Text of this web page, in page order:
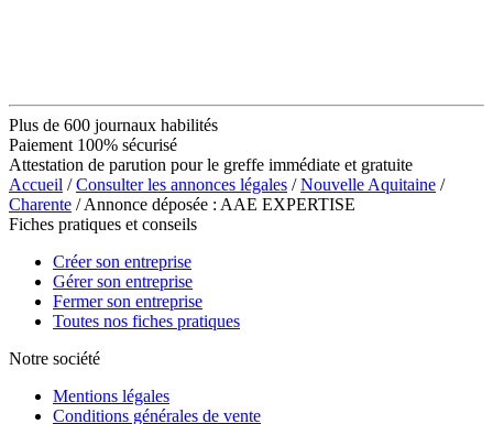
Plus de 600 journaux habilités
Paiement 100% sécurisé
Attestation de parution pour le greffe immédiate et gratuite
Accueil /Consulter les annonces légales /Nouvelle Aquitaine /
Charente / Annonce déposée : AAE EXPERTISE
Fiches pratiques et conseils
Créer son entreprise
Gérer son entreprise
Fermer son entreprise
Toutes nos fiches pratiques
Notre société
Mentions légales
Conditions générales de vente